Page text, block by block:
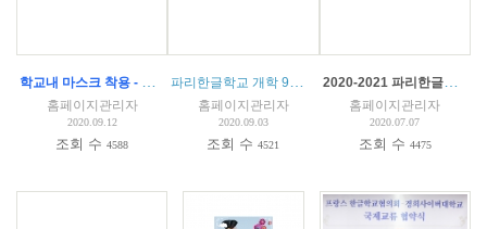
학교내 마스크 착용 - 파리한글학교 코로나 예방 수칙
홈페이지관리자
2020.09.12
조회 수4588
파리한글학교 개학 9월16일(수) 14시 - 총회 안내 및 회의록
홈페이지관리자
2020.09.03
조회 수4521
2020-2021 파리한글학교 입학 안내
홈페이지관리자
2020.07.07
조회 수 4475